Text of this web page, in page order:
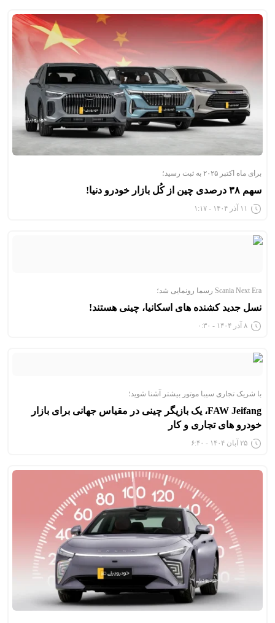
برای ماه اکتبر ۲۰۲۵ به ثبت رسید؛
سهم ۳۸ درصدی چین از کُل بازار خودرو دنیا!
۱۱ آذر ۱۴۰۴ - ۱:۱۷
Scania Next Era رسما رونمایی شد؛
نسل جدید کشنده های اسکانیا، چینی هستند!
۸ آذر ۱۴۰۴ - ۰:۳۰
با شریک تجاری سیبا موتور بیشتر آشنا شوید؛
FAW Jeifang، یک بازیگر چینی در مقیاس جهانی برای بازار
خودرو های تجاری و کار
۲۵ آبان ۱۴۰۴ - ۶:۴۰